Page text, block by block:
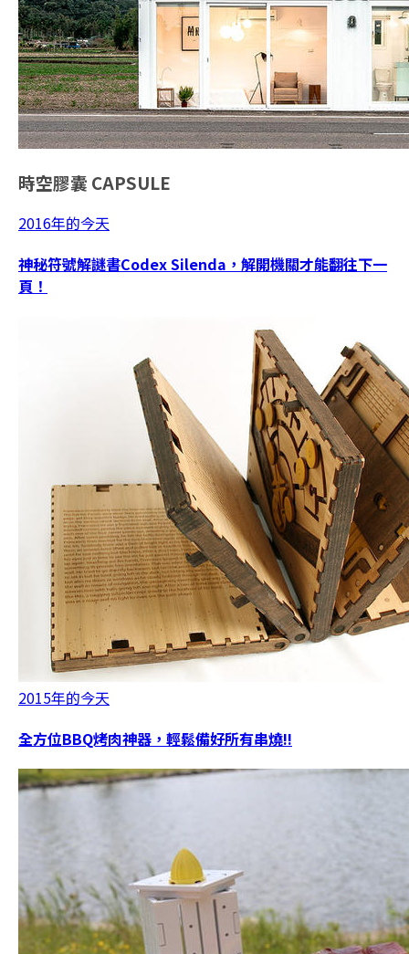
時空膠囊 CAPSULE
2016年的今天
神秘符號解謎書Codex Silenda，解開機關才能翻往下一
頁！
2015年的今天
全方位BBQ烤肉神器，輕鬆備好所有串燒!!